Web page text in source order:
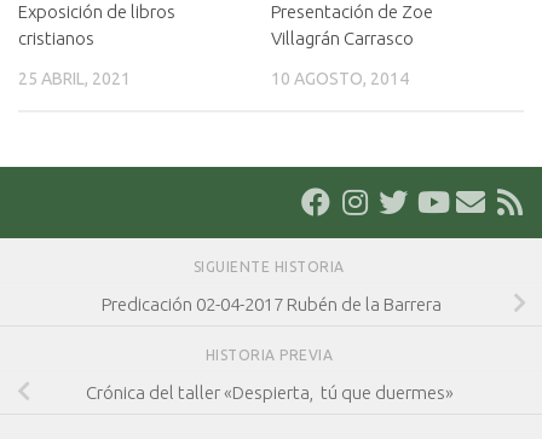
Exposición de libros
cristianos
25 ABRIL, 2021
Presentación de Zoe
Villagrán Carrasco
10 AGOSTO, 2014
SIGUIENTE HISTORIA
Predicación 02-04-2017 Rubén de la Barrera
HISTORIA PREVIA
Crónica del taller «Despierta, tú que duermes»